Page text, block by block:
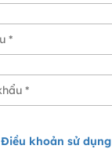
Điều khoản sử dụng